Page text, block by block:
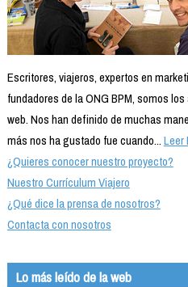
Escritores, viajeros, expertos en
fundadores de la ONG BPM, somos
web. Nos han definido de muchas
más nos ha gustado fue cuando...Leer
¿Quieres conocer nuestro proyecto?
Nuestro Currículum Viajero
¿Qué dice la prensa de nosotros?
Contacta con nosotros
Lo más leído de la web